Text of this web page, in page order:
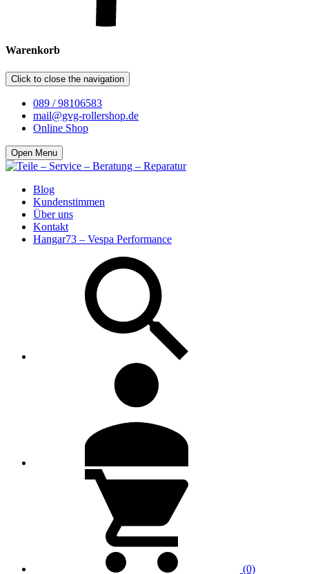
Warenkorb
Click to close the navigation
089 / 98106583
mail@gvg-rollershop.de
Online Shop
Open Menu
Blog
Kundenstimmen
Über uns
Kontakt
Hangar73 – Vespa Performance
(0)